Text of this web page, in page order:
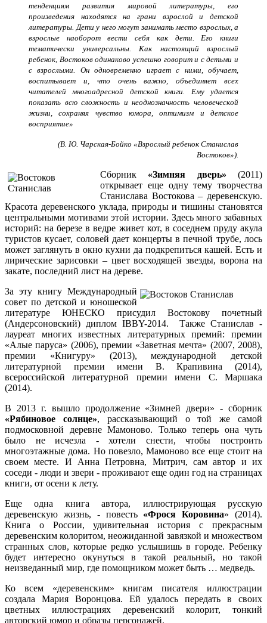
тенденциям развития мировой литературы, его
произведения находятся на грани взрослой и детской
литературы. Дети у него могут занимать место взрослых, а
взрослые наоборот вести себя как дети. Его книги
тематически универсальны. Как настоящий взрослый
ребенок, Востоков одинаково успешно говорит и с детьми и
с взрослыми. Он одновременно играет с ними, обучает,
воспитывает и, что очень важно, объединяет всех
читателей многоадресной детской книги. Ему удается
показать всю сложность и неоднозначность человеческой
жизни, сохраняя чувство юмора, оптимизм и детское
восприятие»
(В. Ю. Чарская-Бойко «Взрослый ребенок Станислав
Востоков»).
Сборник «Зимняя дверь» (2011)
открывает еще одну тему творчества
Станислава Востокова – деревенскую.
Красота деревенского уклада, природы и тишины становятся
центральными мотивами этой истории. Здесь много забавных
историй: на березе в ведре живет кот, в соседнем пруду акула
туристов кусает, соловей дает концерты в печной трубе, лось
может заглянуть в окно кухни да подкрепиться кашей. Есть и
лирические зарисовки – цвет восходящей звезды, ворона на
закате, последний лист на дереве.
За эту книгу Международный
совет по детской и юношеской
литературе ЮНЕСКО присудил Востокову почетный
(Андерсоновский) диплом IBBY-2014. Также Станислав -
лауреат многих известных литературных премий: премии
«Алые паруса» (2006), премии «Заветная мечта» (2007, 2008),
премии «Книгуру» (2013), международной детской
литературной премии имени В. Крапивина (2014),
всероссийской литературной премии имени С. Маршака
(2014).
В 2013 г. вышло продолжение «Зимней двери» - сборник
«Рябиновое солнце», рассказывающий о той же самой
подмосковной деревне Мамоново. Только теперь она чуть
было не исчезла - хотели снести, чтобы построить
многоэтажные дома. Но повезло, Мамоново все еще стоит на
своем месте. И Анна Петровна, Митрич, сам автор и их
соседи - люди и звери - проживают еще один год на страницах
книги, от осени к лету.
Еще одна книга автора, иллюстрирующая русскую
деревенскую жизнь, - повесть «Фрося Коровина» (2014).
Книга о России, удивительная история с прекрасным
деревенским колоритом, неожиданной завязкой и множеством
странных слов, которые редко услышишь в городе. Ребенку
будет интересно окунуться в такой реальный, но такой
неизведанный мир, где помощником может быть … медведь.
Ко всем «деревенским» книгам писателя иллюстрации
создала Мария Воронцова. Ей удалось передать в своих
цветных иллюстрациях деревенский колорит, тонкий
авторский юмор и образы персонажей.